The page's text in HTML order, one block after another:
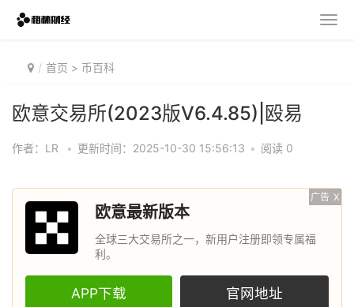
首页 > 币百科
欧意交易所(2023版V6.4.85)|殴易
作者：LR • 更新时间：2025-10-30 15:56:13 • 阅读 0
广告 X
欧意最新版本
全球三大交易所之一，新用户注册即领专属福
利。
APP下载 官网地址